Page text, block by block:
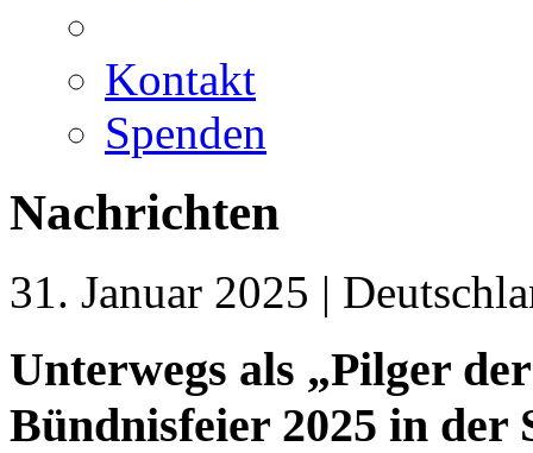
Kontakt
Spenden
Nachrichten
31. Januar 2025 |
Unterwegs als „Pilger
Bündnisfeier 2025 in der